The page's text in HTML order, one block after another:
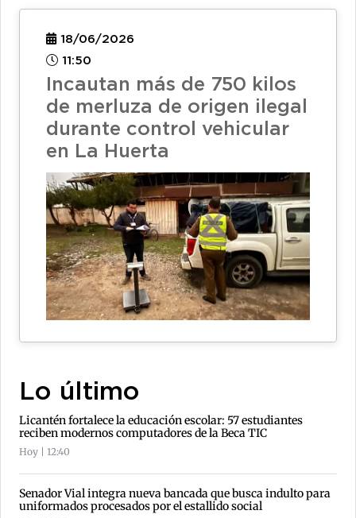
18/06/2026
11:50
Incautan más de 750 kilos
de merluza de origen ilegal
durante control vehicular
en La Huerta
Lo último
Licantén fortalece la educación escolar: 57 estudiantes
reciben modernos computadores de la Beca TIC
Hoy | 12:40
Senador Vial integra nueva bancada que busca indulto para
uniformados procesados por el estallido social